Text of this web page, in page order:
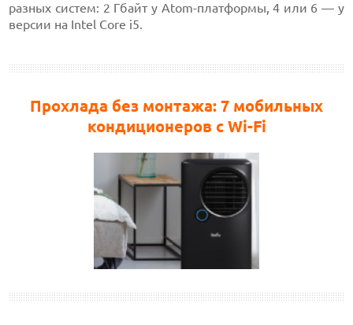
разных систем: 2 Гбайт у Atom-платформы, 4 или 6 — у
версии на Intel Core i5.
Прохлада без монтажа: 7 мобильных
кондиционеров с Wi-Fi